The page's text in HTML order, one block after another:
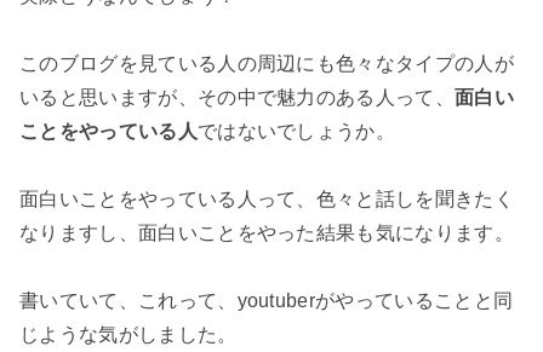
このブログを見ている人の周辺にも色々なタイプの人が
いると思いますが、その中で魅力のある人って、面白い
ことをやっている人ではないでしょうか。
面白いことをやっている人って、色々と話しを聞きたく
なりますし、面白いことをやった結果も気になります。
書いていて、これって、youtuberがやっていることと同
じような気がしました。